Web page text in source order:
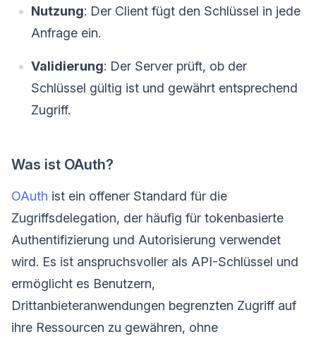
Nutzung: Der Client fügt den Schlüssel in jede
Anfrage ein.
Validierung: Der Server prüft, ob der
Schlüssel gültig ist und gewährt entsprechend
Zugriff.
Was ist OAuth?
OAuth ist ein offener Standard für die
Zugriffsdelegation, der häufig für tokenbasierte
Authentifizierung und Autorisierung verwendet
wird. Es ist anspruchsvoller als API-Schlüssel und
ermöglicht es Benutzern,
Drittanbieteranwendungen begrenzten Zugriff auf
ihre Ressourcen zu gewähren, ohne